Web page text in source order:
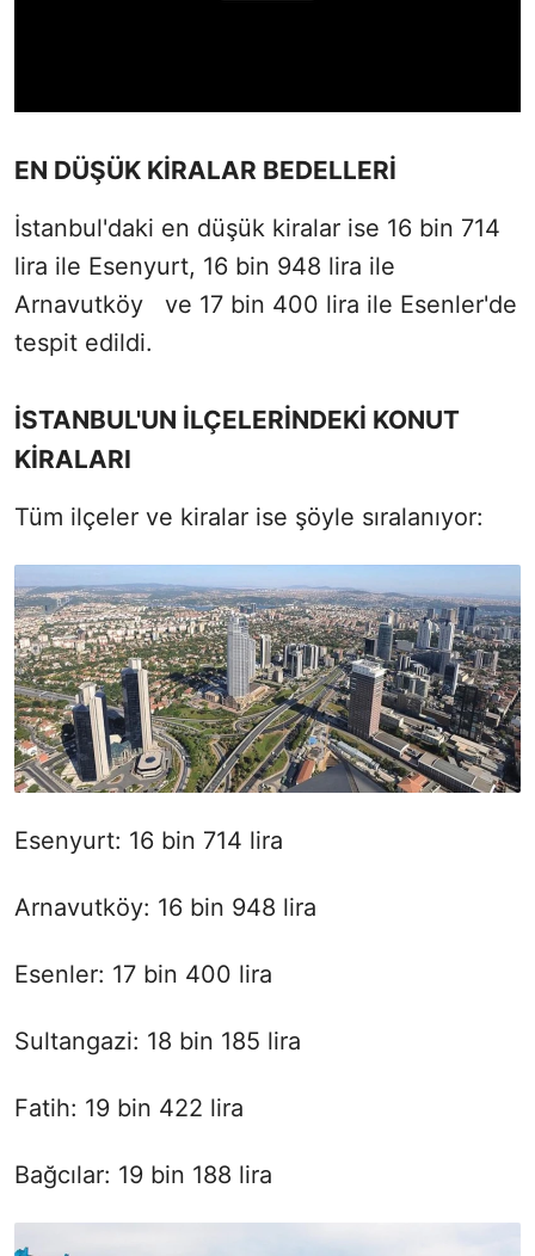
EN DÜŞÜK KİRALAR BEDELLERİ
İstanbul'daki en düşük kiralar ise 16 bin 714
lira ile Esenyurt, 16 bin 948 lira ile
Arnavutköy ve 17 bin 400 lira ile Esenler'de
tespit edildi.
İSTANBUL'UN İLÇELERİNDEKİ KONUT
KİRALARI
Tüm ilçeler ve kiralar ise şöyle sıralanıyor:
Esenyurt: 16 bin 714 lira
Arnavutköy: 16 bin 948 lira
Esenler: 17 bin 400 lira
Sultangazi: 18 bin 185 lira
Fatih: 19 bin 422 lira
Bağcılar: 19 bin 188 lira